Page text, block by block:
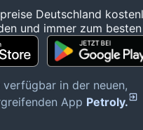
Deutschland
und immer zum
in der neuen,
App Petroly.